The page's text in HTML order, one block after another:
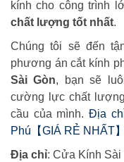
kính cho công trình
chất lượng tốt nhất.
Chúng tôi sẽ đến
phương án cắt kính
Sài Gòn, bạn sẽ
cường lực chất
cầu của mình.Địa
Phú【GIÁ RẺ NHẤT
Địa chỉ: Cửa Kính Sài